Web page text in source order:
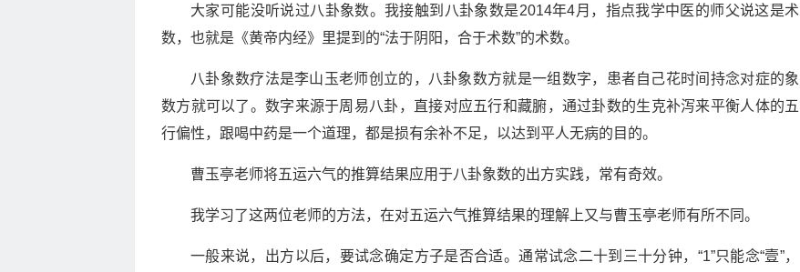
大家可能没听说过八卦象数。我接触到八卦象数是2014年4月，指点我学中医的师父说这是术
数，也就是《黄帝内经》里提到的“法于阴阳，合于术数”的术数。
八卦象数疗法是李山玉老师创立的，八卦象数方就是一组数字，患者自己花时间持念对症的象
数方就可以了。数字来源于周易八卦，直接对应五行和藏腑，通过卦数的生克补泻来平衡人体的五
行偏性，跟喝中药是一个道理，都是损有余补不足，以达到平人无病的目的。
曹玉亭老师将五运六气的推算结果应用于八卦象数的出方实践，常有奇效。
我学习了这两位老师的方法，在对五运六气推算结果的理解上又与曹玉亭老师有所不同。
一般来说，出方以后，要试念确定方子是否合适。通常试念二十到三十分钟，“1”只能念“壹”，